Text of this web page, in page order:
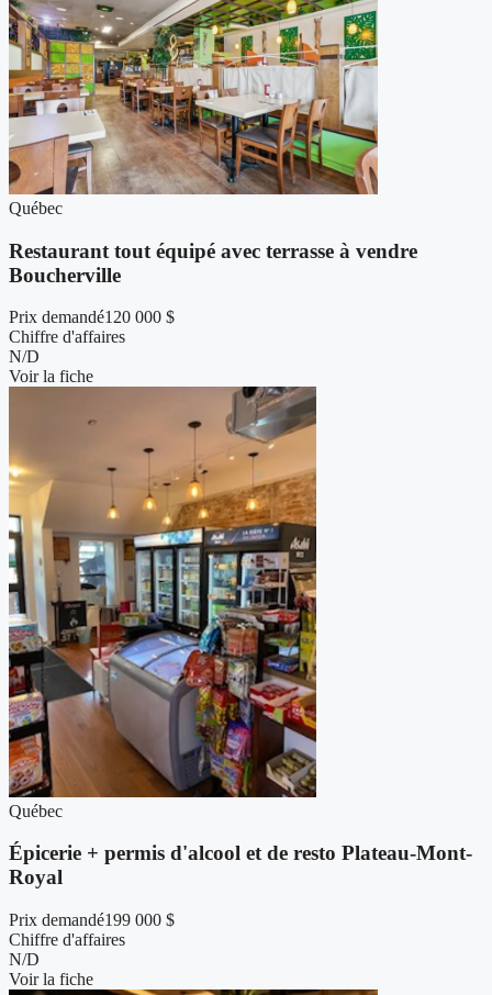
Québec
Restaurant tout équipé avec terrasse à vendre
Boucherville
Prix demandé120 000 $
Chiffre d'affaires
N/D
Voir la fiche
Québec
Épicerie + permis d'alcool et de resto Plateau-Mont-
Royal
Prix demandé199 000 $
Chiffre d'affaires
N/D
Voir la fiche